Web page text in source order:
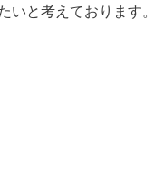
いと考えておりま